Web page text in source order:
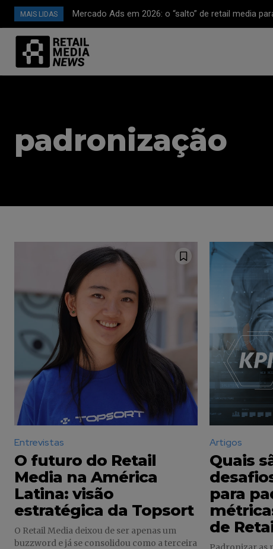
Faça parte da
News
Seja um assinante e desfrute de
acesso a conteúdos exclusivos.
12,345
MAIS LIDAS
Mercado Ads em 2026: o “salto” de retail media
plataforma de mídia full-funnel (CTV, off-site e
avançada)
padronização
Entrevistas
O futuro do Retail
Media na América
Latina: visão
estratégica da Topsort
O Retail Media deixou de ser apenas um
buzzword e já se consolidou como a terceira
Artigos
Quais
para
de